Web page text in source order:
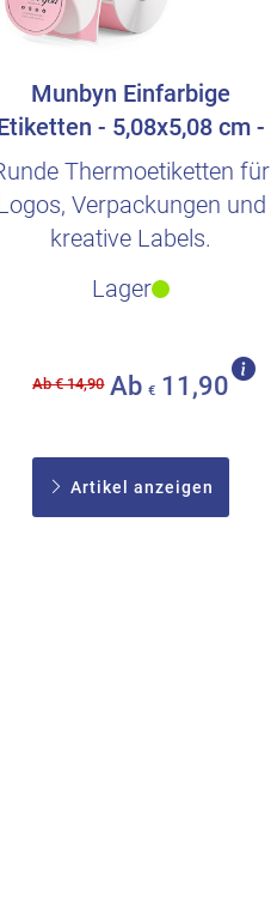
Munbyn Einfarbige
- 5,08x5,08 cm -
Kreisförmig -..
Thermoetiketten für
Verpackungen und
kreative Labels.
Lager
Ab € 14,90 Ab€ 11,90
Artikel anzeigen